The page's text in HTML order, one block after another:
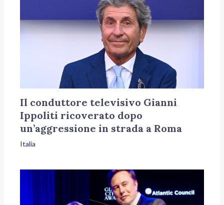
Il conduttore televisivo Gianni
Ippoliti ricoverato dopo
un’aggressione in strada a Roma
Italia